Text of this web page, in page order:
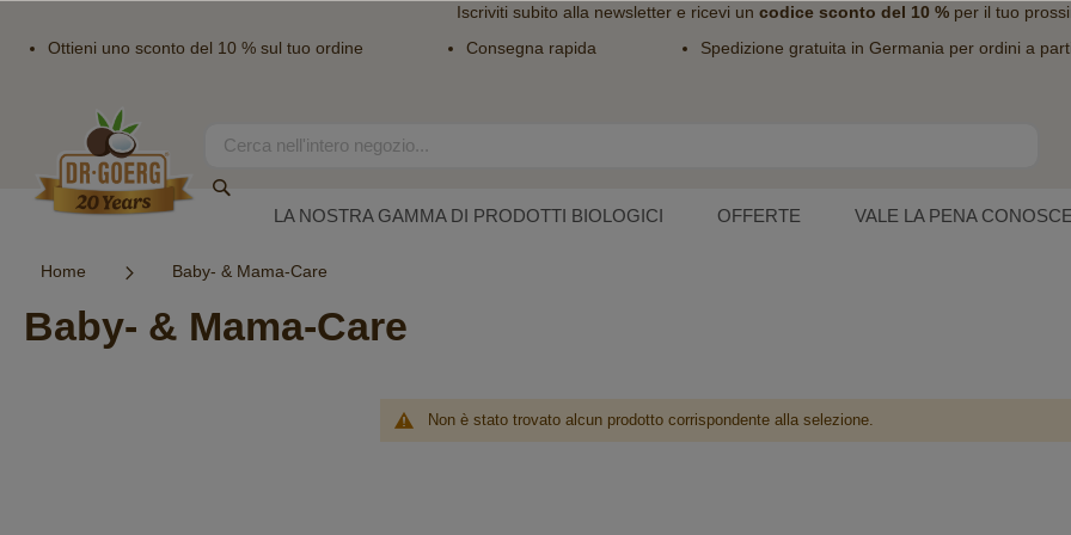
Iscriviti subito alla newslettere ricevi un codice sconto del 10 %per il tuo
Ottieni uno sconto del 10 % sul tuo ordine
Consegna rapida Spedizione gratuita in Germania per ordini a
contenuto
Search
LA NOSTRA GAMMA DI PRODOTTI BIOLOGICI OFFERTE VALE LA PENA
Home Baby- & Mama-Care
Baby- & Mama-Care
Non è stato trovato alcun prodotto corrispondente alla selezione.